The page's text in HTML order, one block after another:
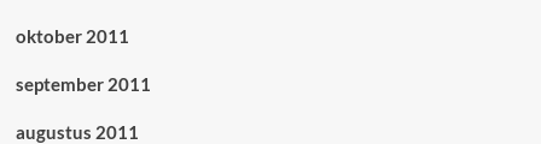
oktober 2011
september 2011
augustus 2011